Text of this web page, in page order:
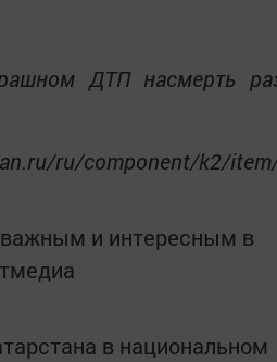
ДТП насмерть
ru/component/k2/
и интересным в
в национальном